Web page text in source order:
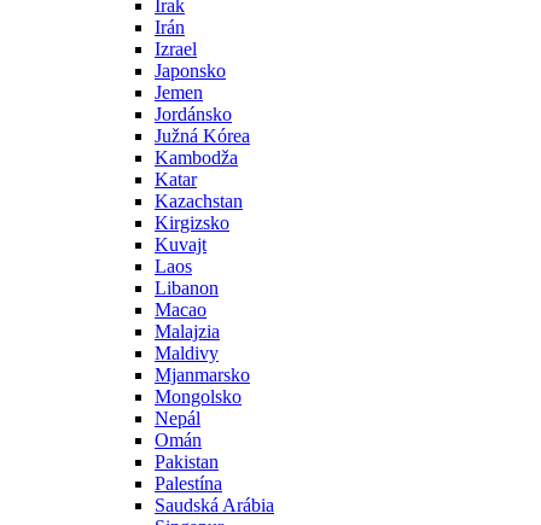
Irak
Irán
Izrael
Japonsko
Jemen
Jordánsko
Južná Kórea
Kambodža
Katar
Kazachstan
Kirgizsko
Kuvajt
Laos
Libanon
Macao
Malajzia
Maldivy
Mjanmarsko
Mongolsko
Nepál
Omán
Pakistan
Palestína
Saudská Arábia